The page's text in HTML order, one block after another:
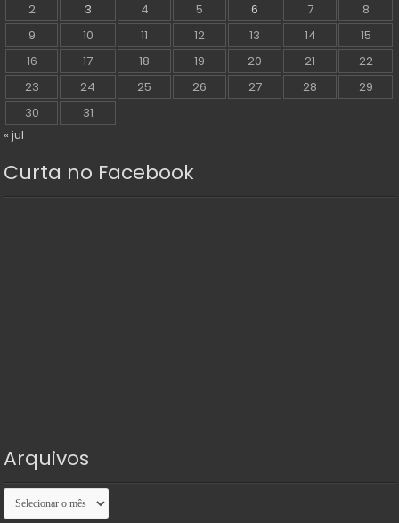
2
3 4 5 6 7
8
9
10 11 12 13 14
15
16
17 18 19 20 21
22
23
24 25 26 27 28
29
30
31
« jul
Curta no Facebook
Arquivos
Arquivos